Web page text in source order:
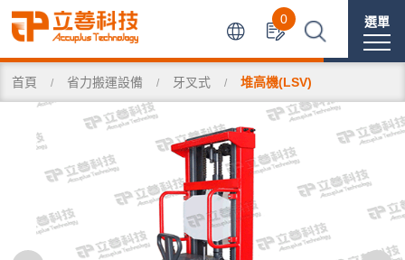
選單
0
首頁 省力搬運設備 牙叉式 堆高機(LSV)